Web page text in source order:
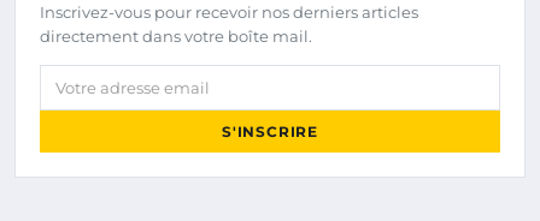
Inscrivez-vous pour recevoir nos derniers articles
directement dans votre boîte mail.
Votre adresse email
S'INSCRIRE